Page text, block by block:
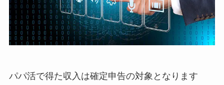
パパ活で得た収入は確定申告の対象となります